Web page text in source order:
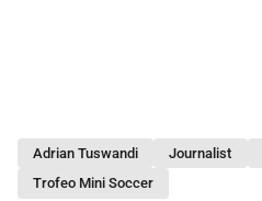
Adrian Tuswandi Journalist
Trofeo Mini Soccer